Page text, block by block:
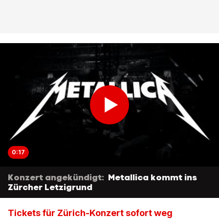
0:17
Konzert angekündigt: Metallica kommt ins
Zürcher Letzigrund
Tickets für Zürich-Konzert sofort weg